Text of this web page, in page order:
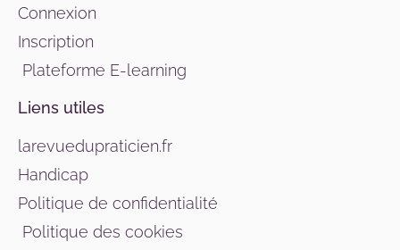
Connexion
Inscription
Plateforme E-learning
Liens utiles
larevuedupraticien.fr
Handicap
Politique de confidentialité
Politique des cookies